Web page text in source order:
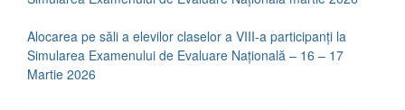
Alocarea pe săli a elevilor claselor a VIII-a participanți la
Simularea Examenului de Evaluare Națională – 16 – 17
Martie 2026